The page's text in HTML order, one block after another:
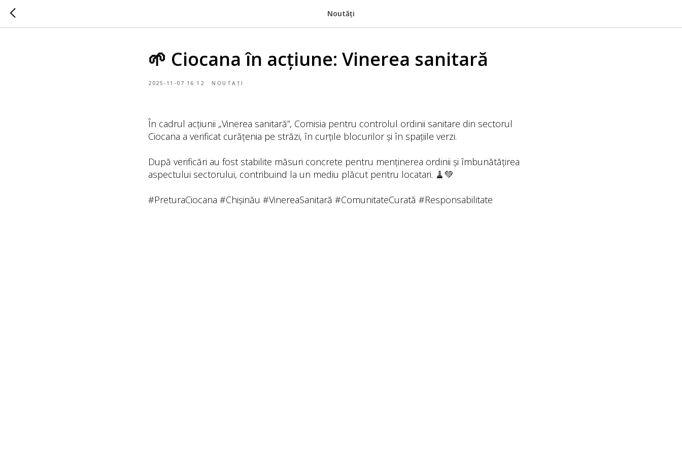
Noutăți
🌱 Ciocana în acțiune: Vinerea sanitară
2025-11-07 16:12 NOUTAȚI
În cadrul acțiunii „Vinerea sanitară”, Comisia pentru controlul ordinii sanitare din sectorul
Ciocana a verificat curățenia pe străzi, în curțile blocurilor și în spațiile verzi.
După verificări au fost stabilite măsuri concrete pentru menținerea ordinii și îmbunătățirea
aspectului sectorului, contribuind la un mediu plăcut pentru locatari. 🧹💚
#PreturaCiocana #Chișinău #VinereaSanitară #ComunitateCurată #Responsabilitate